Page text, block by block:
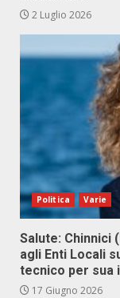
2 Luglio 2026
Politica Varie
Salute: Chinnici
agli Enti Locali
tecnico per sua
17 Giugno 2026